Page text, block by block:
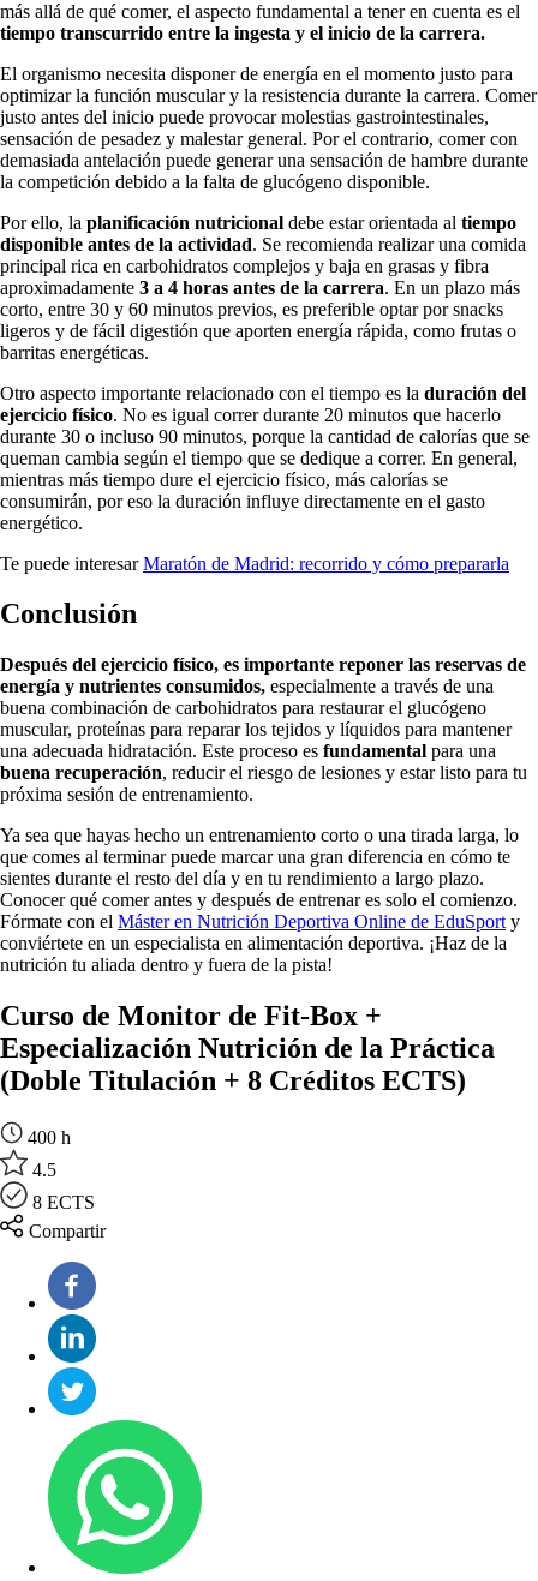
más allá de qué comer, el aspecto fundamental a tener en cuenta es el
tiempo transcurrido entre la ingesta y el inicio de la carrera.
El organismo necesita disponer de energía en el momento justo para
optimizar la función muscular y la resistencia durante la carrera. Comer
justo antes del inicio puede provocar molestias gastrointestinales,
sensación de pesadez y malestar general. Por el contrario, comer con
demasiada antelación puede generar una sensación de hambre durante
la competición debido a la falta de glucógeno disponible.
Por ello, la planificación nutricional debe estar orientada al tiempo
disponible antes de la actividad. Se recomienda realizar una comida
principal rica en carbohidratos complejos y baja en grasas y fibra
aproximadamente 3 a 4 horas antes de la carrera. En un plazo más
corto, entre 30 y 60 minutos previos, es preferible optar por snacks
ligeros y de fácil digestión que aporten energía rápida, como frutas o
barritas energéticas.
Otro aspecto importante relacionado con el tiempo es la duración del
ejercicio físico. No es igual correr durante 20 minutos que hacerlo
durante 30 o incluso 90 minutos, porque la cantidad de calorías que se
queman cambia según el tiempo que se dedique a correr. En general,
mientras más tiempo dure el ejercicio físico, más calorías se
consumirán, por eso la duración influye directamente en el gasto
energético.
Te puede interesarMaratón de Madrid: recorrido y cómo prepararla
Conclusión
Después del ejercicio físico, es importante reponer las reservas de
energía y nutrientes consumidos, especialmente a través de una
buena combinación de carbohidratos para restaurar el glucógeno
muscular, proteínas para reparar los tejidos y líquidos para mantener
una adecuada hidratación. Este proceso es fundamental para una
buena recuperación, reducir el riesgo de lesiones y estar listo para tu
próxima sesión de entrenamiento.
Ya sea que hayas hecho un entrenamiento corto o una tirada larga, lo
que comes al terminar puede marcar una gran diferencia en cómo te
sientes durante el resto del día y en tu rendimiento a largo plazo.
Conocer qué comer antes y después de entrenar es solo el comienzo.
Fórmate con el Máster en Nutrición Deportiva Online de EduSport y
conviértete en un especialista en alimentación deportiva. ¡Haz de la
nutrición tu aliada dentro y fuera de la pista!
Curso de Monitor de Fit-Box +
Especialización Nutrición de la Práctica
(Doble Titulación + 8 Créditos ECTS)
400 h
4.5
8 ECTS
Compartir